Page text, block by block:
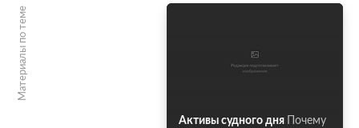
Материалы по теме
Активы судного дня
Почему